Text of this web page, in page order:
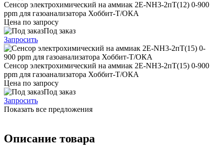
Сенсор электрохимический на аммиак 2Е-NH3-2пT(12) 0-900
ppm для газоанализатора Хоббит-Т/ОКА
Цена по запросу
Под заказ
Запросить
Сенсор электрохимический на аммиак 2Е-NH3-2пT(15) 0-900
ppm для газоанализатора Хоббит-Т/ОКА
Цена по запросу
Под заказ
Запросить
Показать все предложения
Описание товара